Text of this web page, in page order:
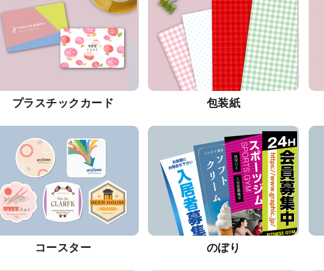
プラスチックカード 包装紙
コースター のぼり